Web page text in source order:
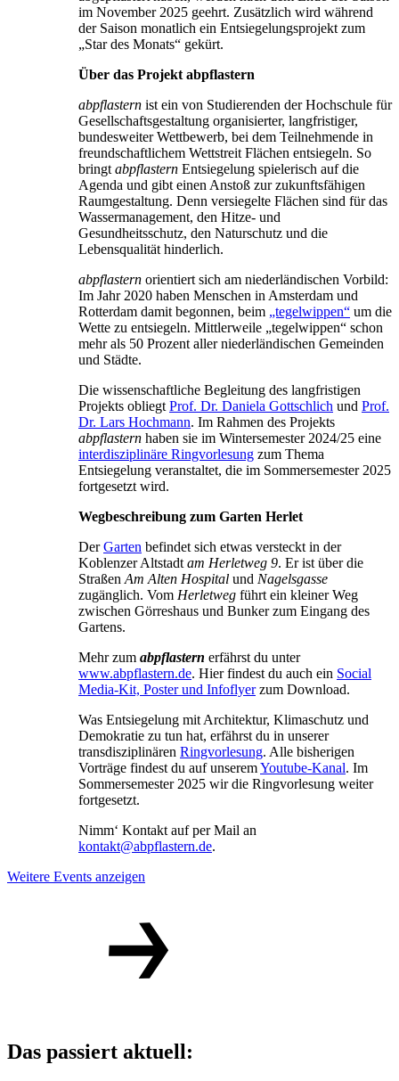
im November 2025 geehrt. Zusätzlich wird während
der Saison monatlich ein Entsiegelungsprojekt zum
„Star des Monats“ gekürt.
Über das Projekt abpflastern
abpflastern ist ein von Studierenden der Hochschule für
Gesellschaftsgestaltung organisierter, langfristiger,
bundesweiter Wettbewerb, bei dem Teilnehmende in
freundschaftlichem Wettstreit Flächen entsiegeln. So
bringt abpflastern Entsiegelung spielerisch auf die
Agenda und gibt einen Anstoß zur zukunftsfähigen
Raumgestaltung. Denn versiegelte Flächen sind für das
Wassermanagement, den Hitze- und
Gesundheitsschutz, den Naturschutz und die
Lebensqualität hinderlich.
abpflastern orientiert sich am niederländischen Vorbild:
Im Jahr 2020 haben Menschen in Amsterdam und
Rotterdam damit begonnen, beim „tegelwippen“ um die
Wette zu entsiegeln. Mittlerweile „tegelwippen“ schon
mehr als 50 Prozent aller niederländischen Gemeinden
und Städte.
Die wissenschaftliche Begleitung des langfristigen
Projekts obliegt Prof. Dr. Daniela Gottschlich und Prof.
Dr. Lars Hochmann. Im Rahmen des Projekts
abpflastern haben sie im Wintersemester 2024/25 eine
interdisziplinäre Ringvorlesung zum Thema
Entsiegelung veranstaltet, die im Sommersemester 2025
fortgesetzt wird.
Wegbeschreibung zum Garten Herlet
DerGarten befindet sich etwas versteckt in der
Koblenzer Altstadt am Herletweg 9. Er ist über die
Straßen Am Alten Hospital und Nagelsgasse
zugänglich. Vom Herletweg führt ein kleiner Weg
zwischen Görreshaus und Bunker zum Eingang des
Gartens.
Mehr zum abpflastern erfährst du unter
www.abpflastern.de. Hier findest du auch ein Social
Media-Kit, Poster und Infoflyerzum Download.
Was Entsiegelung mit Architektur, Klimaschutz und
Demokratie zu tun hat, erfährst du in unserer
transdisziplinären Ringvorlesung. Alle bisherigen
Vorträge findest du auf unseremYoutube-Kanal. Im
Sommersemester 2025 wir die Ringvorlesung weiter
fortgesetzt.
Nimm‘ Kontakt auf per Mail an
kontakt@abpflastern.de.
Weitere Events anzeigen
Das passiert aktuell: